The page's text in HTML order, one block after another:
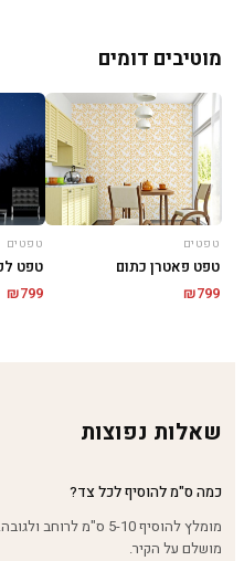
מוטיבים דומים
טפטים
טפט פאטרן כתום
₪799
טפטים
טפט
₪799
שאלות נפוצות
כמה ס"מ להוסיף לכל צד?
מומלץ להוסיף 5-10 ס"מ
מושלם על הקיר.